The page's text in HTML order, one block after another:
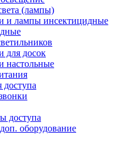
(лампы)
и лампы инсектицидные
для досок
настольные
доступа
оборудование